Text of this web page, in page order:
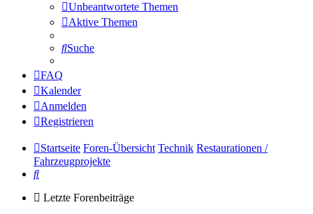
Unbeantwortete Themen
Aktive Themen
Suche
FAQ
Kalender
Anmelden
Registrieren
Startseite Foren-Übersicht Technik Restaurationen /
Fahrzeugprojekte
Suche
Letzte Forenbeiträge